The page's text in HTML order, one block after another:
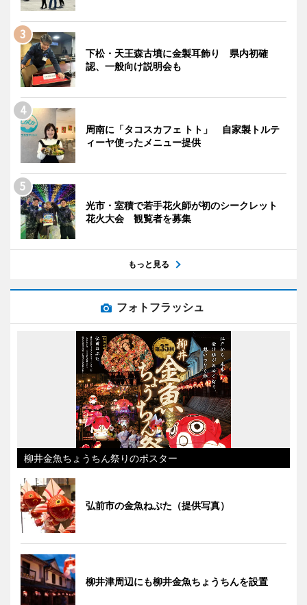
下松・天王森古墳に金製耳飾り 県内初確
認、一般向け説明会も
周南に「タコスカフェ トト」 自家製トルテ
ィーヤ使ったメニュー提供
光市・室積で若手花火師が初のシークレット
花火大会 観覧者を募集
もっと見る
フォトフラッシュ
柳井金魚ちょうちん祭りのポスター
弘前市の金魚ねぷた（提供写真）
柳井津周辺にも柳井金魚ちょうちんを設置